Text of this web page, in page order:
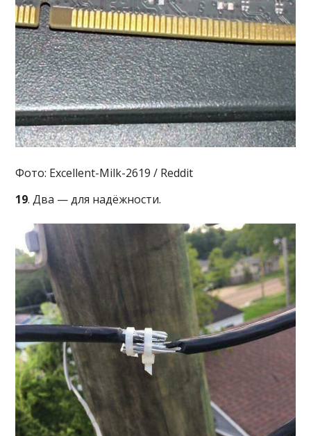
Фото: Excellent-Milk-2619 / Reddit
19. Два — для надёжности.